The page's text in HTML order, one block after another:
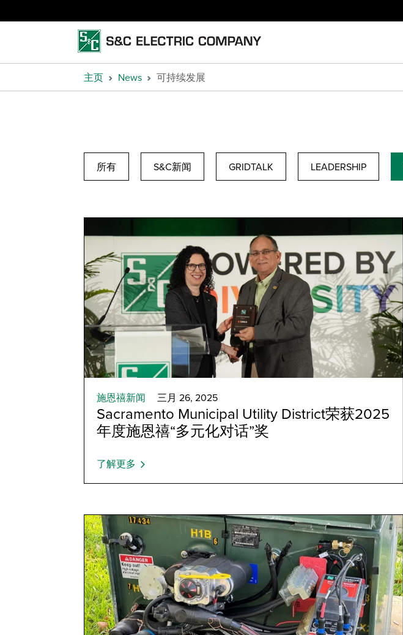
主页 News 可持续发展
所有 S&C新闻 GRIDTALK LEADERSHIP
施恩禧新闻 三月 26, 2025
Sacramento Municipal Utility District荣获2025
年度施恩禧“多元化对话”奖
了解更多